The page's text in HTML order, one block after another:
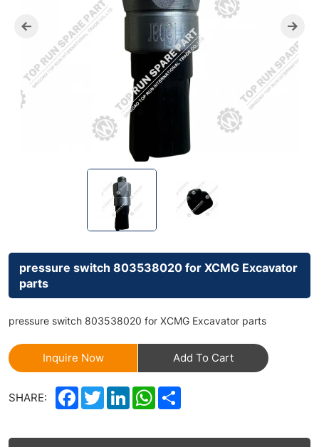
pressure switch 803538020 for XCMG Excavator
parts
pressure switch 803538020 for XCMG Excavator parts
Inquire Now Add To Cart
SHARE: Facebook
TwitterLinkedInWhatsApp